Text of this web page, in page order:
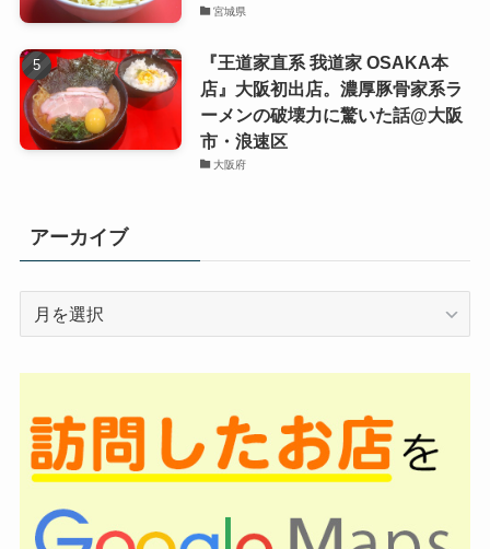
宮城県
『王道家直系 我道家 OSAKA本
店』大阪初出店。濃厚豚骨家系ラ
ーメンの破壊力に驚いた話@大阪
市・浪速区
大阪府
アーカイブ
ブ